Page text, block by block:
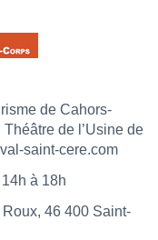
de Cahors-
de l’Usine de
saint-cere.com
à 18h
46 400 Saint-